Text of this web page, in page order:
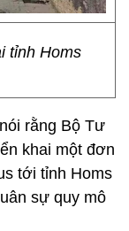
tỉnh Homs
rằng Bộ Tư
khai một đơn
tới tỉnh Homs
sự quy mô